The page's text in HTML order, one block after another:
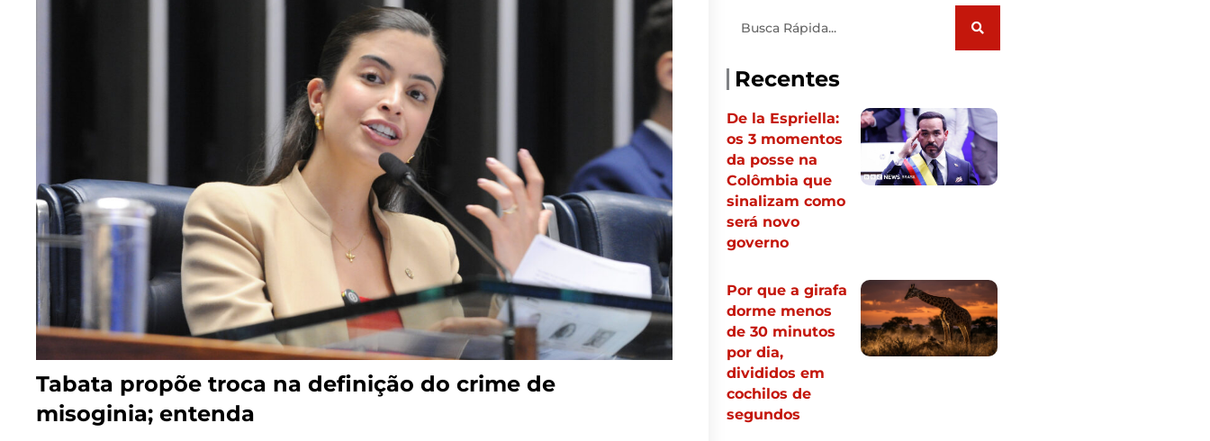
Tabata propõe troca na definição do crime de
misoginia; entenda
Recentes
De la Espriella:
os 3 momentos
da posse na
Colômbia que
sinalizam como
será novo
governo
Por que a girafa
dorme menos
de 30 minutos
por dia,
divididos em
cochilos de
segundos